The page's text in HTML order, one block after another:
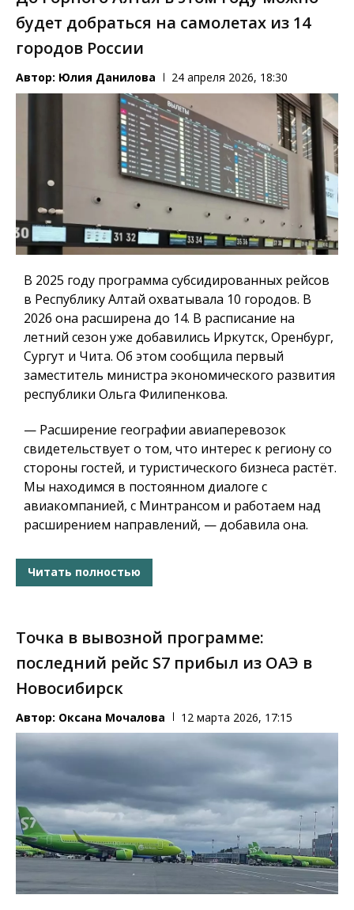
будет добраться на самолетах из 14
городов России
Автор: Юлия Данилова 24 апреля 2026, 18:30
В 2025 году программа субсидированных рейсов
в Республику Алтай охватывала 10 городов. В
2026 она расширена до 14. В расписание на
летний сезон уже добавились Иркутск, Оренбург,
Сургут и Чита. Об этом сообщила первый
заместитель министра экономического развития
республики Ольга Филипенкова.
— Расширение географии авиаперевозок
свидетельствует о том, что интерес к региону со
стороны гостей, и туристического бизнеса растёт.
Мы находимся в постоянном диалоге с
авиакомпанией, с Минтрансом и работаем над
расширением направлений, — добавила она.
Читать полностью
Точка в вывозной программе:
последний рейс S7 прибыл из ОАЭ в
Новосибирск
Автор: Оксана Мочалова 12 марта 2026, 17:15